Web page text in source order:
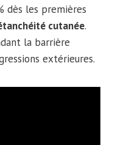
dès les premières
cutanée.
la barrière
extérieures.